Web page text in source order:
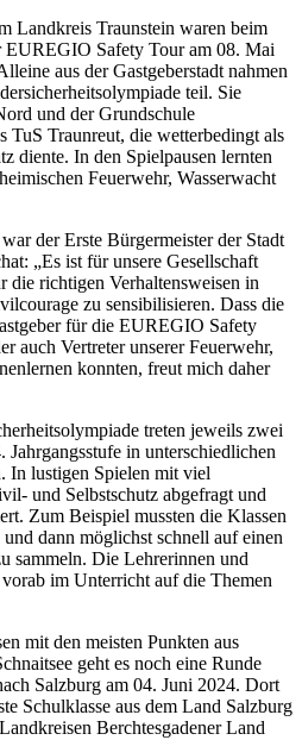
Landkreis Traunstein waren beim
EUREGIO Safety Tour am 08. Mai
aus der Gastgeberstadt nahmen
teil. Sie
und der Grundschule
TuS Traunreut, die wetterbedingt als
diente. In den Spielpausen lernten
Feuerwehr, Wasserwacht
der Erste Bürgermeister der Stadt
„Es ist für unsere Gesellschaft
richtigen Verhaltensweisen in
zu sensibilisieren. Dass die
für die EUREGIO Safety
auch Vertreter unserer Feuerwehr,
konnten, freut mich daher
treten jeweils zwei
Jahrgangsstufe in unterschiedlichen
In lustigen Spielen mit viel
und Selbstschutz abgefragt und
Zum Beispiel mussten die Klassen
dann möglichst schnell auf einen
sammeln. Die Lehrerinnen und
im Unterricht auf die Themen
mit den meisten Punkten aus
geht es noch eine Runde
Salzburg am 04. Juni 2024. Dort
Schulklasse aus dem Land Salzburg
Berchtesgadener Land